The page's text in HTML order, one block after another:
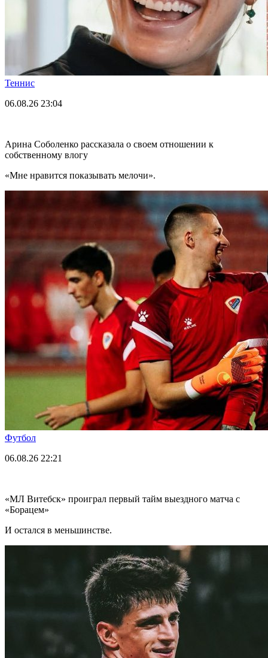
Теннис
06.08.26 23:04
Арина Соболенко рассказала о своем отношении к
собственному влогу
«Мне нравится показывать мелочи».
Футбол
06.08.26 22:21
«МЛ Витебск» проиграл первый тайм выездного матча с
«Борацем»
И остался в меньшинстве.